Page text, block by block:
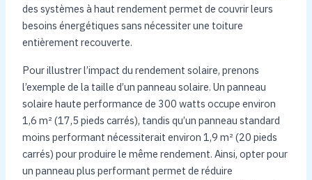
des systèmes à haut rendement permet de couvrir leurs
besoins énergétiques sans nécessiter une toiture
entièrement recouverte.
Pour illustrer l’impact du rendement solaire, prenons
l’exemple de la taille d’un panneau solaire. Un panneau
solaire haute performance de 300 watts occupe environ
1,6 m² (17,5 pieds carrés), tandis qu’un panneau standard
moins performant nécessiterait environ 1,9 m² (20 pieds
carrés) pour produire le même rendement. Ainsi, opter pour
un panneau plus performant permet de réduire